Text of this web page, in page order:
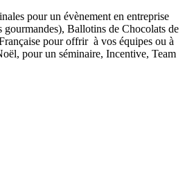
pour un évènement en entreprise
gourmandes), Ballotins de Chocolats de
pour offrir à vos équipes ou à
pour un séminaire, Incentive, Team